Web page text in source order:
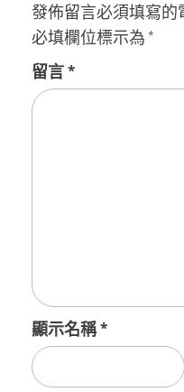
發佈留言必須填寫的
必填欄位標示為 *
留言*
顯示名稱*